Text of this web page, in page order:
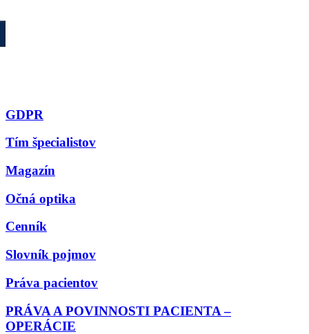
GDPR
Tím špecialistov
Magazín
Očná optika
Cenník
Slovník pojmov
Práva pacientov
PRÁVA A POVINNOSTI PACIENTA –
OPERÁCIE